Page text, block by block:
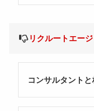
リクルートエー
コンサルタント